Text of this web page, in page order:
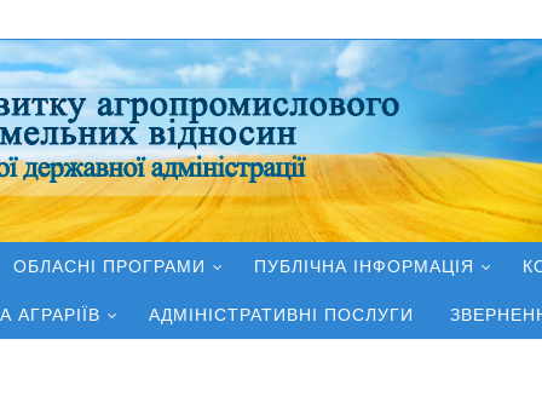
ОБЛАСНІ ПРОГРАМИ ПУБЛІЧНА ІНФОРМАЦІЯ
АГРАРІЇВ АДМІНІСТРАТИВНІ ПОСЛУГИ